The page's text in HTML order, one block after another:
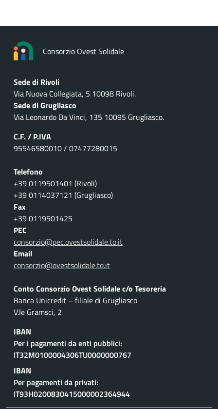
Consorzio Ovest Solidale
Sede di Rivoli
Via Nuova Collegiata, 5 10098 Rivoli.
Sede di Grugliasco
Via Leonardo Da Vinci, 135 10095 Grugliasco.
C.F. / P.IVA
95546580010 / 07477280015
Telefono
+39 0119501401 (Rivoli)
+39 0114037121 (Grugliasco)
Fax
+39 0119501425
PEC
consorzio@pec.ovestsolidale.to.it
Email
consorzio@ovestsolidale.to.it
Conto Consorzio Ovest Solidale c/o Tesoreria
Banca Unicredit – filiale di Grugliasco
V.le Gramsci, 2
IBAN
Per i pagamenti da enti pubblici:
IT32M0100004306TU0000000767
IBAN
Per pagamenti da privati:
IT93H0200830415000002364944